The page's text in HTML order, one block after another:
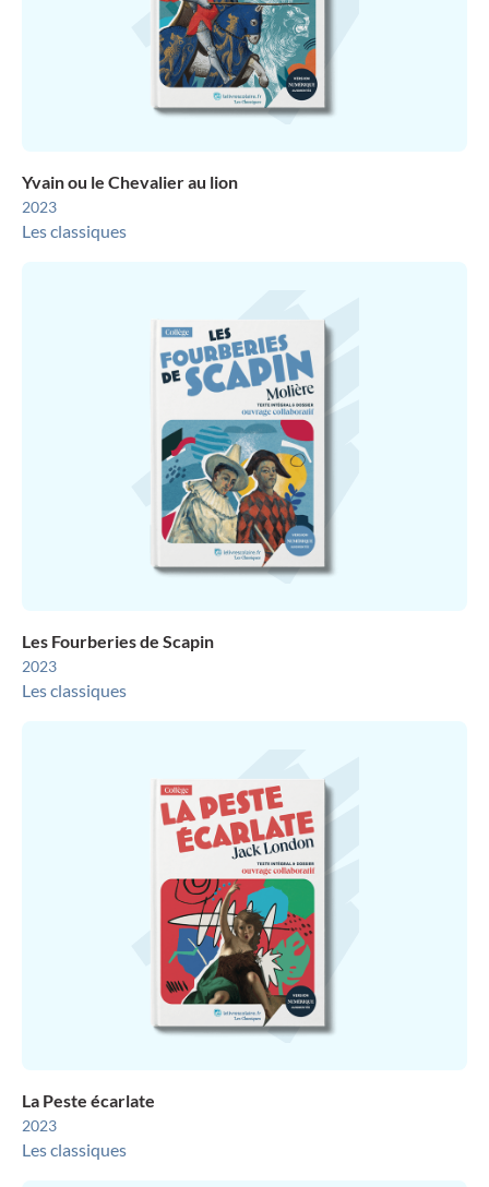
Yvain ou le Chevalier au lion
2023
Les classiques
Les Fourberies de Scapin
2023
Les classiques
La Peste écarlate
2023
Les classiques